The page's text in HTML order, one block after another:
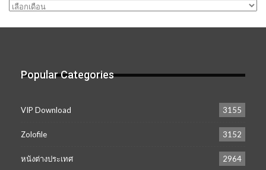
คลัง
Popular Categories
VIP Download 3155
Zolofile 3152
หนังต่างประเทศ 2964